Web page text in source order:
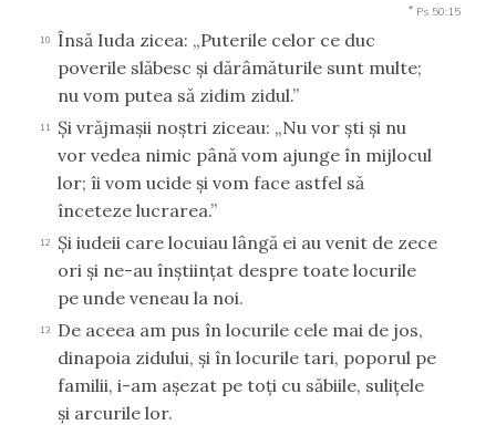
* Ps 50:15
10
Însă Iuda zicea: „Puterile celor ce duc
poverile slăbesc şi dărâmăturile sunt multe;
nu vom putea să zidim zidul.”
11
Şi vrăjmaşii noştri ziceau: „Nu vor şti şi nu
vor vedea nimic până vom ajunge în mijlocul
lor; îi vom ucide şi vom face astfel să
înceteze lucrarea.”
12
Şi iudeii care locuiau lângă ei au venit de zece
ori şi ne-au înştiinţat despre toate locurile
pe unde veneau la noi.
13
De aceea am pus în locurile cele mai de jos,
dinapoia zidului, şi în locurile tari, poporul pe
familii, i-am aşezat pe toţi cu săbiile, suliţele
şi arcurile lor.